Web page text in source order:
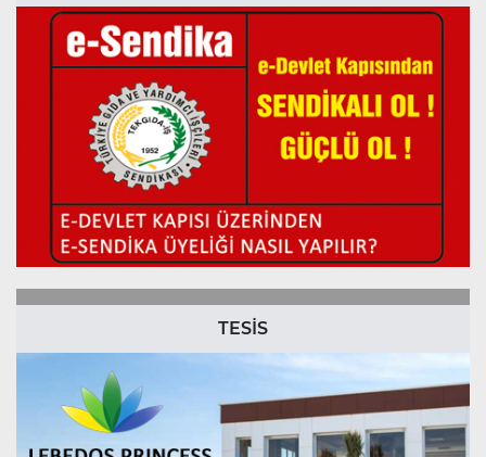
TESİS